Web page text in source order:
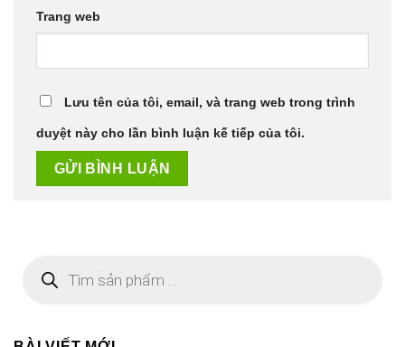
Trang web
Lưu tên của tôi, email, và trang web trong trình
duyệt này cho lần bình luận kế tiếp của tôi.
kiếm